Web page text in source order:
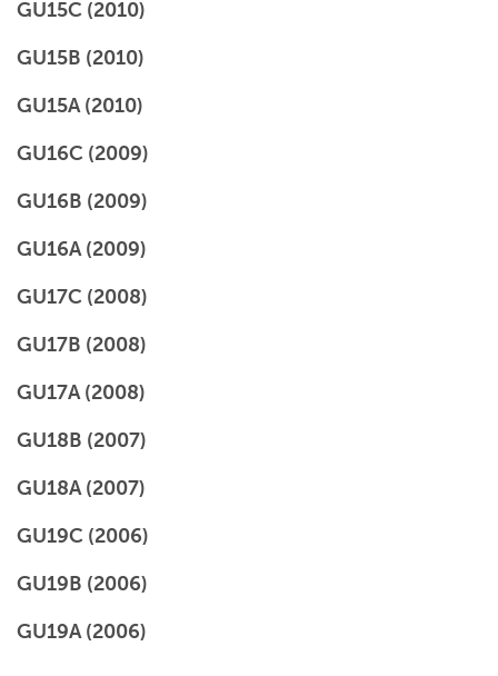
GU15C (2010)
GU15B (2010)
GU15A (2010)
GU16C (2009)
GU16B (2009)
GU16A (2009)
GU17C (2008)
GU17B (2008)
GU17A (2008)
GU18B (2007)
GU18A (2007)
GU19C (2006)
GU19B (2006)
GU19A (2006)